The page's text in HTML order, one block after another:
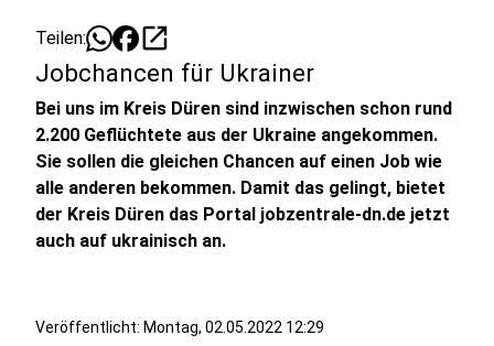
Teilen: open_in_new
Jobchancen für Ukrainer
Bei uns im Kreis Düren sind inzwischen schon rund
2.200 Geflüchtete aus der Ukraine angekommen.
Sie sollen die gleichen Chancen auf einen Job wie
alle anderen bekommen. Damit das gelingt, bietet
der Kreis Düren das Portal jobzentrale-dn.de jetzt
auch auf ukrainisch an.
Veröffentlicht: Montag, 02.05.2022 12:29